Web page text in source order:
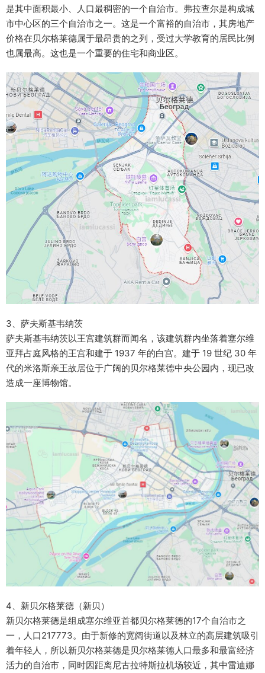
是其中面积最小、人口最稠密的一个自治市。弗拉查尔是构成城
市中心区的三个自治市之一。这是一个富裕的自治市，其房地产
价格在贝尔格莱德属于最昂贵的之列，受过大学教育的居民比例
也属最高。这也是一个重要的住宅和商业区。
3、萨夫斯基韦纳茨
萨夫斯基韦纳茨以王宫建筑群而闻名，该建筑群内坐落着塞尔维
亚拜占庭风格的王宫和建于 1937 年的白宫。建于 19 世纪 30 年
代的米洛斯亲王故居位于广阔的贝尔格莱德中央公园内，现已改
造成一座博物馆。
4、新贝尔格莱德（新贝）
新贝尔格莱德是组成塞尔维亚首都贝尔格莱德的17个自治市之
一，人口217773。由于新修的宽阔街道以及林立的高层建筑吸引
着年轻人，所以新贝尔格莱德是贝尔格莱德人口最多和最富经济
活力的自治市，同时因距离尼古拉特斯拉机场较近，其中雷迪娜